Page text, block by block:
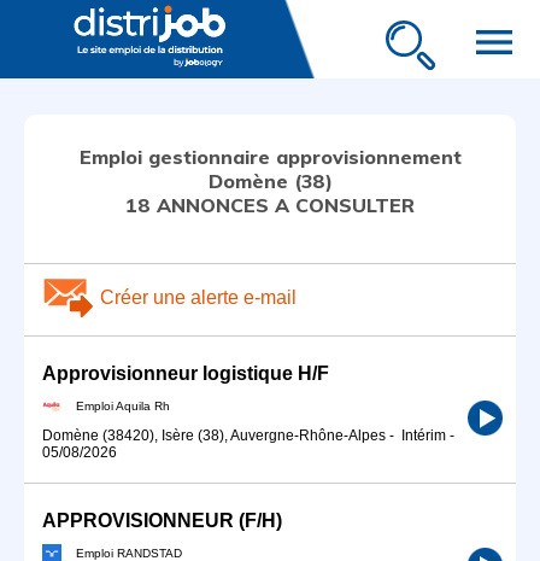
menu
Emploi gestionnaire approvisionnement
Domène (38)
18 ANNONCES A CONSULTER
Créer une alerte e-mail
Approvisionneur logistique H/F
Emploi Aquila Rh
Domène (38420), Isère (38), Auvergne-Rhône-Alpes - Intérim -
05/08/2026
APPROVISIONNEUR (F/H)
Emploi RANDSTAD